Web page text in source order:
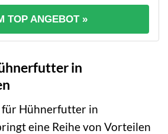
TOP ANGEBOT »
in
für Hühnerfutter in
eine Reihe von Vorteilen